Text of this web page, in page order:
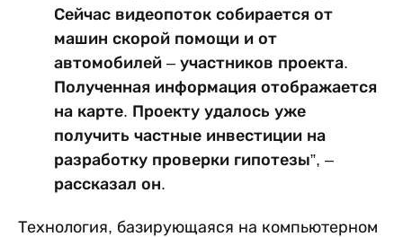
Сейчас видеопоток собирается от
машин скорой помощи и от
автомобилей – участников проекта.
Полученная информация отображается
на карте. Проекту удалось уже
получить частные инвестиции на
разработку проверки гипотезы”, –
рассказал он.
Технология, базирующаяся на компьютерном